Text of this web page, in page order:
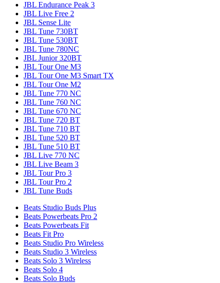
JBL Endurance Peak 3
JBL Live Free 2
JBL Sense Lite
JBL Tune 730BT
JBL Tune 530BT
JBL Tune 780NC
JBL Junior 320BT
JBL Tour One M3
JBL Tour One M3 Smart TX
JBL Tour One M2
JBL Tune 770 NC
JBL Tune 760 NC
JBL Tune 670 NC
JBL Tune 720 BT
JBL Tune 710 BT
JBL Tune 520 BT
JBL Tune 510 BT
JBL Live 770 NC
JBL Live Beam 3
JBL Tour Pro 3
JBL Tour Pro 2
JBL Tune Buds
Beats Studio Buds Plus
Beats Powerbeats Pro 2
Beats Powerbeats Fit
Beats Fit Pro
Beats Studio Pro Wireless
Beats Studio 3 Wireless
Beats Solo 3 Wireless
Beats Solo 4
Beats Solo Buds